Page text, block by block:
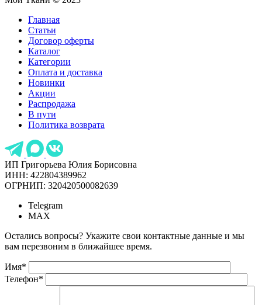
Главная
Статьи
Договор оферты
Каталог
Категории
Оплата и доставка
Новинки
Акции
Распродажа
В пути
Политика возврата
ИП Григорьева Юлия Борисовна
ИНН: 422804389962
ОГРНИП: 320420500082639
Telegram
MAX
Остались вопросы? Укажите свои контактные данные и мы
вам перезвоним в ближайшее время.
Имя*
Телефон*